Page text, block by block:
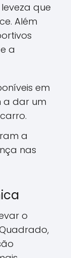
que
Além
a
em
a dar um
a
nas
o